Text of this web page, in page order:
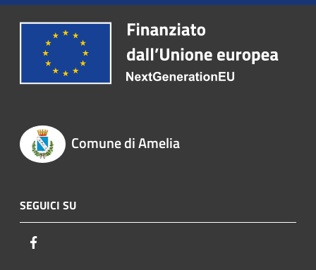
Comune di Amelia
SEGUICI SU